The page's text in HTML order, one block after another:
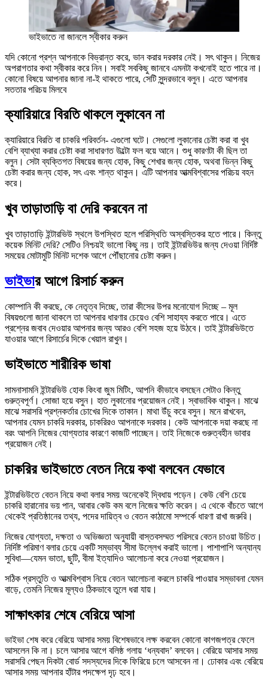
ভাইভাতে না জানলে স্বীকার করুন
যদি কোনো প্রশ্ন আপনাকে বিভ্রান্ত করে, ভান করার দরকার নেই। সৎ থাকুন। নিজের
অপরাগতার কথা স্বীকার করে নিন। সবাই সবকিছু জানবে এমনটা কখনোই হতে পারে না।
কোনো বিষয়ে আপনার জানা না-ই থাকতে পারে, সেটি সুন্দরভাবে বলুন। এতে আপনার
সততার পরিচয় মিলবে
ক্যারিয়ারে বিরতি থাকলে লুকাবেন না
ক্যারিয়ারে বিরতি বা চাকরি পরিবর্তন- এগুলো ঘটে। সেগুলো লুকানোর চেষ্টা করা বা খুব
বেশি ব্যাখ্যা করার চেষ্টা করা সাধারণত উল্টো ফল বয়ে আনে। শুধু কারণটা কী ছিল তা
বলুন। সেটা ব্যক্তিগত বিষয়ের জন্য হোক, কিছু শেখার জন্য হোক, অথবা ভিন্ন কিছু
চেষ্টা করার জন্য হোক, সৎ এবং শান্ত থাকুন। এটি আপনার আত্মবিশ্বাসের পরিচয় বহন
করে।
খুব তাড়াতাড়ি বা দেরি করবেন না
খুব তাড়াতাড়ি ইন্টারভিউ স্থলে উপস্থিত হলে পরিস্থিতি অস্বস্তিকর হতে পারে। কিন্তু
কয়েক মিনিট দেরি? সেটিও নিশ্চয়ই ভালো কিছু নয়। তাই ইন্টারভিউর জন্য দেওয়া নির্দিষ্ট
সময়ের মোটামুটি মিনিট দশেক আগে পৌঁছানোর চেষ্টা করুন।
ভাইভার আগে রিসার্চ করুন
কোম্পানি কী করছে, কে নেতৃত্ব দিচ্ছে, তারা কীসের উপর মনোযোগ দিচ্ছে – মূল
বিষয়গুলো জানা থাকলে তা আপনার ধারণার চেয়েও বেশি সাহায্য করতে পারে। এতে
প্রশ্নের জবাব দেওয়ার আপনার জন্য আরও বেশি সহজ হয়ে উঠবে। তাই ইন্টারভিউতে
যাওয়ার আগে রিসার্চের দিকে খেয়াল রাখুন।
ভাইভাতে শারীরিক ভাষা
সামনাসামনি ইন্টারভিউ হোক কিংবা জুম মিটিং, আপনি কীভাবে বসছেন সেটাও কিন্তু
গুরুত্বপূর্ণ। সোজা হয়ে বসুন। হাত লুকানোর প্রয়োজন নেই। স্বাভাবিক থাকুন। মাঝে
মাঝে সরাসরি প্রশ্নকর্তার চোখের দিকে তাকান। মাথা উঁচু করে বসুন। মনে রাখবেন,
আপনার যেমন চাকরি দরকার, চাকরিরও আপনাকে দরকার। কেউ আপনাকে দয়া করছে না
বরং আপনি নিজের যোগ্যতার কারণে কাজটি পাচ্ছেন। তাই নিজেকে গুরুত্বহীন ভাবার
প্রয়োজন নেই।
চাকরির ভাইভাতে বেতন নিয়ে কথা বলবেন যেভাবে
ইন্টারভিউতে বেতন নিয়ে কথা বলার সময় অনেকেই দ্বিধায় পড়েন। কেউ বেশি চেয়ে
চাকরি হারানোর ভয় পান, আবার কেউ কম বলে নিজের ক্ষতি করেন। এ থেকে বাঁচতে আগে
থেকেই প্রতিষ্ঠানের তথ্য, পদের দায়িত্ব ও বেতন কাঠামো সম্পর্কে ধারণা রাখা জরুরি।
নিজের যোগ্যতা, দক্ষতা ও অভিজ্ঞতা অনুযায়ী বাস্তবসম্মত পরিসরে বেতন চাওয়া উচিত।
নির্দিষ্ট পরিমাণ বলার চেয়ে একটি সম্ভাব্য সীমা উল্লেখ করাই ভালো। পাশাপাশি অন্যান্য
সুবিধা—যেমন ভাতা, ছুটি, বীমা ইত্যাদিও আলোচনা করে নেওয়া প্রয়োজন।
সঠিক প্রস্তুতি ও আত্মবিশ্বাস নিয়ে বেতন আলোচনা করলে চাকরি পাওয়ার সম্ভাবনা যেমন
বাড়ে, তেমনি নিজের মূল্যও ঠিকভাবে তুলে ধরা যায়।
সাক্ষাৎকার শেষে বেরিয়ে আসা
ভাইভা শেষ করে বেরিয়ে আসার সময় বিশেষভাবে লক্ষ করবেন কোনো কাগজপত্র ফেলে
আসলেন কি না। চলে আসার আগে বলিষ্ঠ গলায় ‘ধন্যবাদ’ বলবেন। বেরিয়ে আসার সময়
সরাসরি পেছন দিকটা বোর্ড সদস্যদের দিকে ফিরিয়ে চলে আসবেন না। ঢোকার এবং বেরিয়ে
আসার সময় আপনার হাঁটার পদক্ষেপ দৃঢ় হবে।